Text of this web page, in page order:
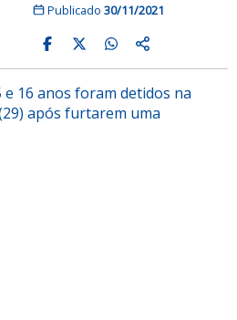
Publicado 30/11/2021
e 16 anos foram detidos na
após furtarem uma